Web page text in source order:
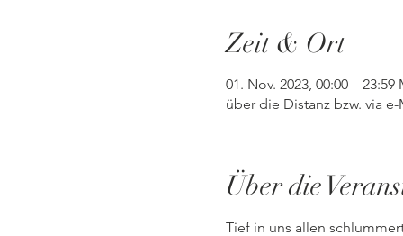
Zeit & Ort
01. Nov. 2023, 00:00 – 23:59
über die Distanz bzw. via e-
Über die
Tief in uns allen